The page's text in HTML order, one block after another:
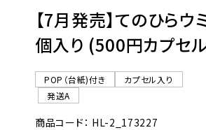
【7月発売】てのひら
個入り (500円カプセル
POP（台紙)付き
カプセル入り
発送A
商品コード： HL-2_173227